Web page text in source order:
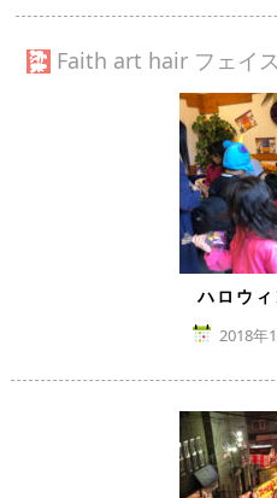
Faith art hair フェイ
ハロウ
2018年